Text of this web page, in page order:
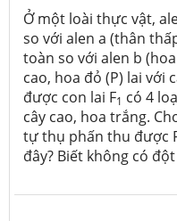
Ở một loài thực vật,
so với alen a (thân
toàn so với alen b
cao, hoa đỏ (P) lai với
được con lai F1 có 4
cây cao, hoa trắng.
tự thụ phấn thu được
đây? Biết không có